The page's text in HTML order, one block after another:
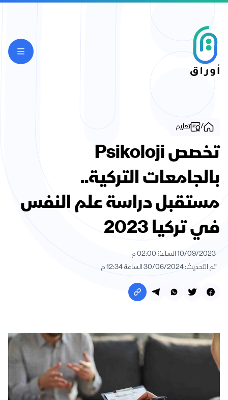
/ تعليم
تخصص Psikoloji
بالجامعات التركية..
مستقبل دراسة علم النفس
في تركيا 2023
10/09/2023 الساعة 02:00 م
تم التحديث: 30/06/2024 الساعة 12:34 م